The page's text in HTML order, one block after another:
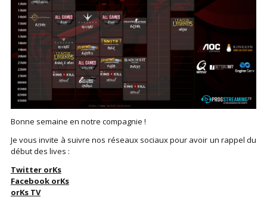
Bonne semaine en notre compagnie !
Je vous invite à suivre nos réseaux sociaux pour avoir un rappel du
début des lives :
Twitter orKs
Facebook orKs
orKs TV